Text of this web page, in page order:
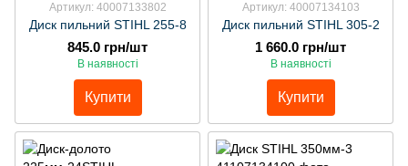
Артикул: 40007133802
Диск пильний STIHL 255-8
845.0 грн/шт
В наявності
Купити
Артикул: 40007134103
Диск пильний STIHL 305-2
1 660.0 грн/шт
В наявності
Купити